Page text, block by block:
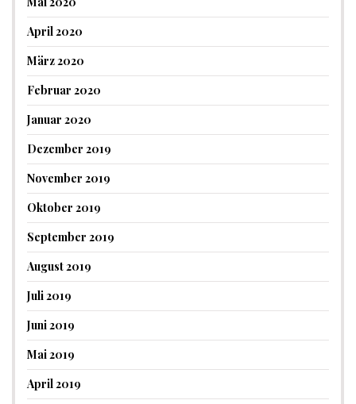
April 2020
März 2020
Februar 2020
Januar 2020
Dezember 2019
November 2019
Oktober 2019
September 2019
August 2019
Juli 2019
Juni 2019
Mai 2019
April 2019